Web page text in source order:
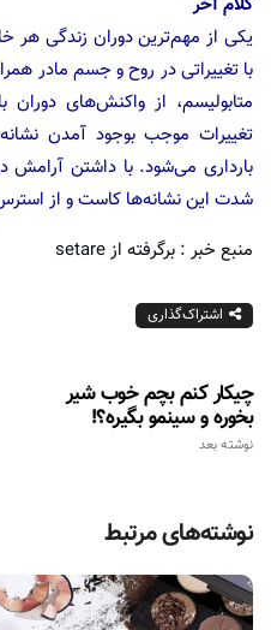
یکی از مهم‌ترین دوران زندگی هر
با تغییراتی در روح و جسم مادر
متابولیسم، از واکنش‌های
تغییرات موجب بوجود آمدن
بارداری می‌شود. با داشتن آرامش
شدت این نشانه‌ها کاست و از استرس
منبع خبر : برگرفته از setare
اشتراک‌گذاری
چیکار کنم بچم خوب شیر
بخوره و سینمو بگیره؟!
نوشته بعد
نوشته‌های مرتبط